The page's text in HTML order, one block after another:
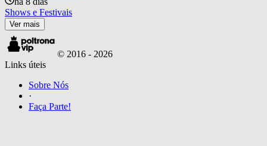
Shows e Festivais
Ver mais
© 2016 - 2026
Links úteis
Sobre Nós
·
Faça Parte!